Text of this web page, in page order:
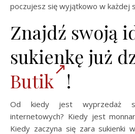
poczujesz się wyjątkowo w każdej
Znajdź swoją
sukienkę już
Butik !
Od kiedy jest wyprzedaż
internetowych? Kiedy jest
Kiedy zaczyna się zara sukienki